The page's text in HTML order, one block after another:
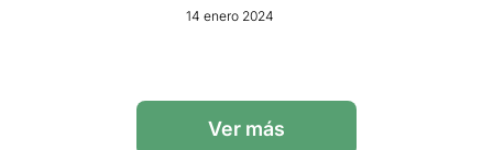
14 enero 2024
Ver más